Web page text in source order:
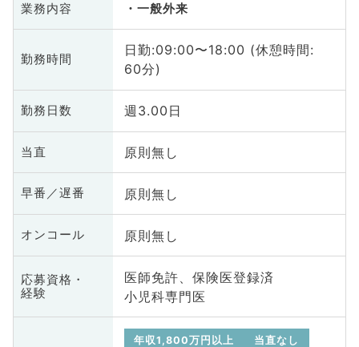
業務内容 一般外来
勤務時間
日勤:09:00〜18:00 (休憩時間:
60分)
勤務日数 週3.00日
当直 原則無し
早番／遅番 原則無し
オンコール 原則無し
応募資格・
経験
医師免許、保険医登録済
小児科専門医
年収1,800万円以上
当直なし